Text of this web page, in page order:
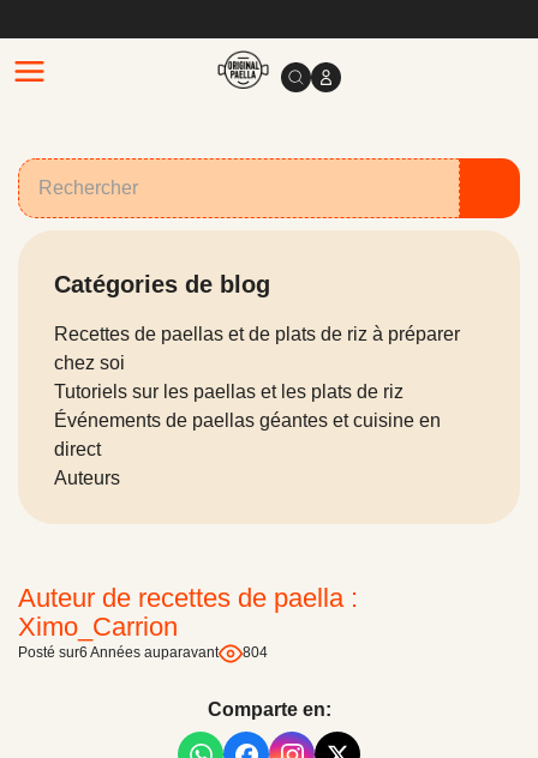
Auteur de recettes de paella :
Ximo_Carrion
Posté sur6 Années auparavant 804
Comparte en:
Catégories de blog
Recettes de paellas et de plats de riz à préparer
chez soi
Tutoriels sur les paellas et les plats de riz
Événements de paellas géantes et cuisine en
direct
Auteurs